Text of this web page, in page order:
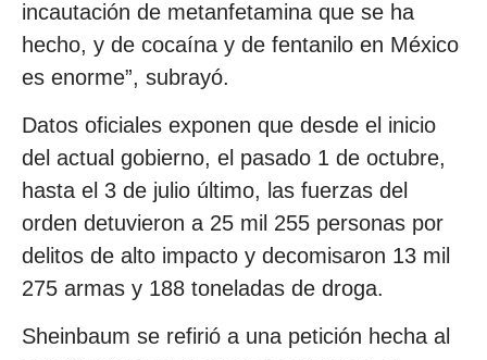
incautación de metanfetamina que se ha
hecho, y de cocaína y de fentanilo en México
es enorme”, subrayó.
Datos oficiales exponen que desde el inicio
del actual gobierno, el pasado 1 de octubre,
hasta el 3 de julio último, las fuerzas del
orden detuvieron a 25 mil 255 personas por
delitos de alto impacto y decomisaron 13 mil
275 armas y 188 toneladas de droga.
Sheinbaum se refirió a una petición hecha al